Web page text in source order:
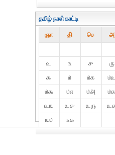
தமிழ் நாள்காட்டி
ஞா தி் செ அ
௨
௩ ௪ ௫
௯
௰ ௰௧ ௰௨
௰௬
௰௭ ௰௮ ௰௯
௨௩
௨௪ ௨௫
௩௰
௩௧